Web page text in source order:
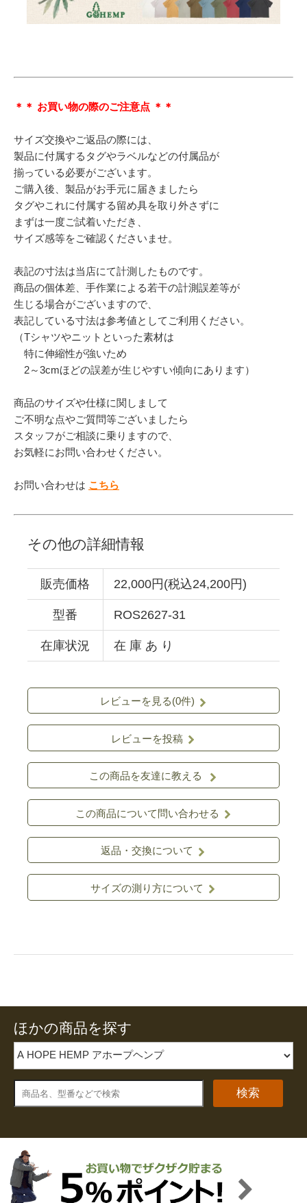
＊＊ お買い物の際のご注意点 ＊＊
サイズ交換やご返品の際には、
製品に付属するタグやラベルなどの付属品が
揃っている必要がございます。
ご購入後、製品がお手元に届きましたら
タグやこれに付属する留め具を取り外さずに
まずは一度ご試着いただき、
サイズ感等をご確認くださいませ。
表記の寸法は当店にて計測したものです。
商品の個体差、手作業による若干の計測誤差等が
生じる場合がございますので、
表記している寸法は参考値としてご利用ください。
（Tシャツやニットといった素材は
特に伸縮性が強いため
2～3cmほどの誤差が生じやすい傾向にあります）
商品のサイズや仕様に関しまして
ご不明な点やご質問等ございましたら
スタッフがご相談に乗りますので、
お気軽にお問い合わせください。
お問い合わせは こちら
その他の詳細情報
販売価格 22,000円(税込24,200円)
型番 ROS2627-31
在庫状況 在 庫 あ り
レビューを見る(0件)
レビューを投稿
この商品を友達に教える
この商品について問い合わせる
返品・交換について
サイズの測り方について
ほかの商品を探す
検索